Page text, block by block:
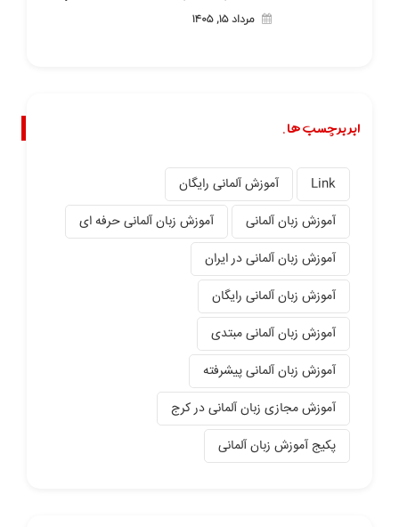
مرداد ۱۵, ۱۴۰۵
ابر برچسب ها.
Link
آموزش آلمانی رایگان
آموزش زبان آلمانی
آموزش زبان آلمانی حرفه ای
آموزش زبان آلمانی در ایران
آموزش زبان آلمانی رایگان
آموزش زبان آلمانی مبتدی
آموزش زبان آلمانی پیشرفته
آموزش مجازی زبان آلمانی در کرج
پکیج آموزش زبان آلمانی